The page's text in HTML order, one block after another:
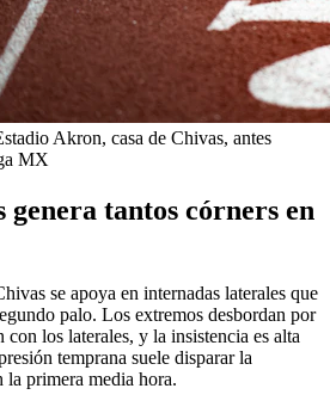
Akron, casa de Chivas, antes
MX
genera tantos córners en
se apoya en internadas laterales que
palo. Los extremos desbordan por
los laterales, y la insistencia es alta
temprana suele disparar la
la primera media hora.